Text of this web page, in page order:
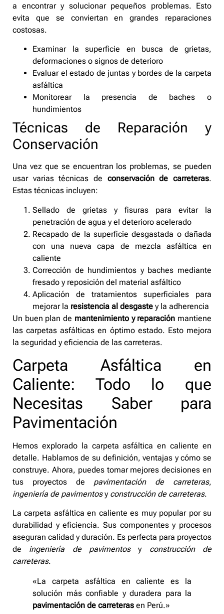
a encontrar y solucionar pequeños problemas. Esto
evita que se conviertan en grandes reparaciones
costosas.
Examinar la superficie en busca de grietas,
deformaciones o signos de deterioro
Evaluar el estado de juntas y bordes de la carpeta
asfáltica
Monitorear la presencia de baches o
hundimientos
Técnicas de Reparación y
Conservación
Una vez que se encuentran los problemas, se pueden
usar varias técnicas de conservación de carreteras.
Estas técnicas incluyen:
Sellado de grietas y fisuras para evitar la
penetración de agua y el deterioro acelerado
Recapado de la superficie desgastada o dañada
con una nueva capa de mezcla asfáltica en
caliente
Corrección de hundimientos y baches mediante
fresado y reposición del material asfáltico
Aplicación de tratamientos superficiales para
mejorar la resistencia al desgaste y la adherencia
Un buen plan de mantenimiento y reparación mantiene
las carpetas asfálticas en óptimo estado. Esto mejora
la seguridad y eficiencia de las carreteras.
Carpeta Asfáltica en
Caliente: Todo lo que
Necesitas Saber para
Pavimentación
Hemos explorado la carpeta asfáltica en caliente en
detalle. Hablamos de su definición, ventajas y cómo se
construye. Ahora, puedes tomar mejores decisiones en
tus proyectos de pavimentación de carreteras,
ingeniería de pavimentosy construcción de carreteras.
La carpeta asfáltica en caliente es muy popular por su
durabilidad y eficiencia. Sus componentes y procesos
aseguran calidad y duración. Es perfecta para proyectos
de ingeniería de pavimentosy construcción de
carreteras.
«La carpeta asfáltica en caliente es la
solución más confiable y duradera para la
pavimentación de carreteras en Perú.»